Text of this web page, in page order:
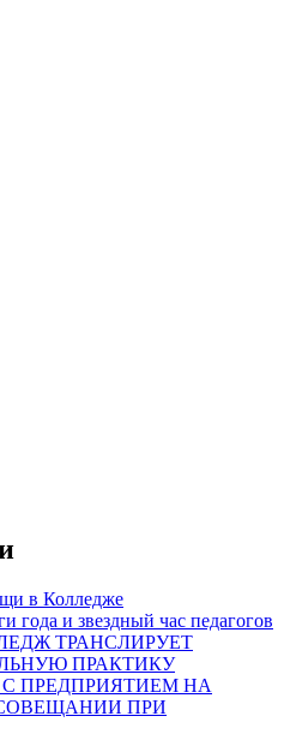
в Колледже
года и звездный час педагогов
ТРАНСЛИРУЕТ
ПРАКТИКУ
ПРЕДПРИЯТИЕМ НА
ПРИ